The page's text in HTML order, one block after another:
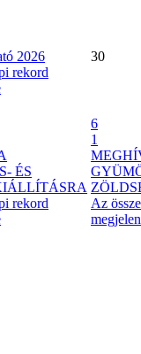
2026
rekord
30
ÉS
rekord
6
1
Az